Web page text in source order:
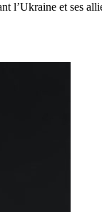
l’Ukraine et ses